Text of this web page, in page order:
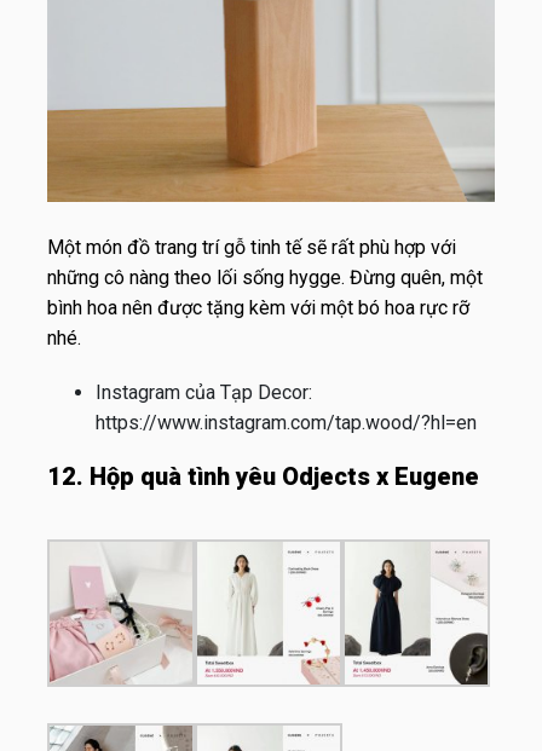
Một món đồ trang trí gỗ tinh tế sẽ rất phù hợp với
những cô nàng theo lối sống hygge. Đừng quên, một
bình hoa nên được tặng kèm với một bó hoa rực rỡ
nhé.
Instagram của Tạp Decor:
https://www.instagram.com/tap.wood/?hl=en
12. Hộp quà tình yêu Odjects x Eugene